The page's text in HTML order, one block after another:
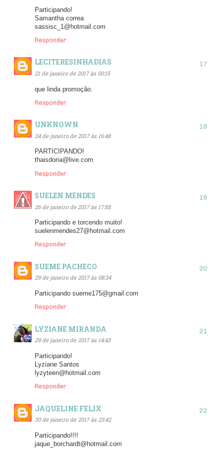
Participando!
Samantha correa
sassisc_1@hotmail.com
Responder
LECITERESINHADIAS
21 de janeiro de 2017 às 00:15
que linda promoção.
Responder
UNKNOWN
24 de janeiro de 2017 às 16:48
PARTICIPANDO!
thaisdoria@live.com
Responder
SUELEN MENDES
26 de janeiro de 2017 às 17:58
Participando e torcendo muito!
suelenmendes27@hotmail.com
Responder
SUEME PACHECO
29 de janeiro de 2017 às 08:34
Participando sueme175@gmail.com
Responder
LYZIANE MIRANDA
29 de janeiro de 2017 às 14:43
Participando!
Lyziane Santos
lyzyteen@hotmail.com
Responder
JAQUELINE FELIX
30 de janeiro de 2017 às 23:42
Participando!!!!
jaque_borchardt@hotmail.com